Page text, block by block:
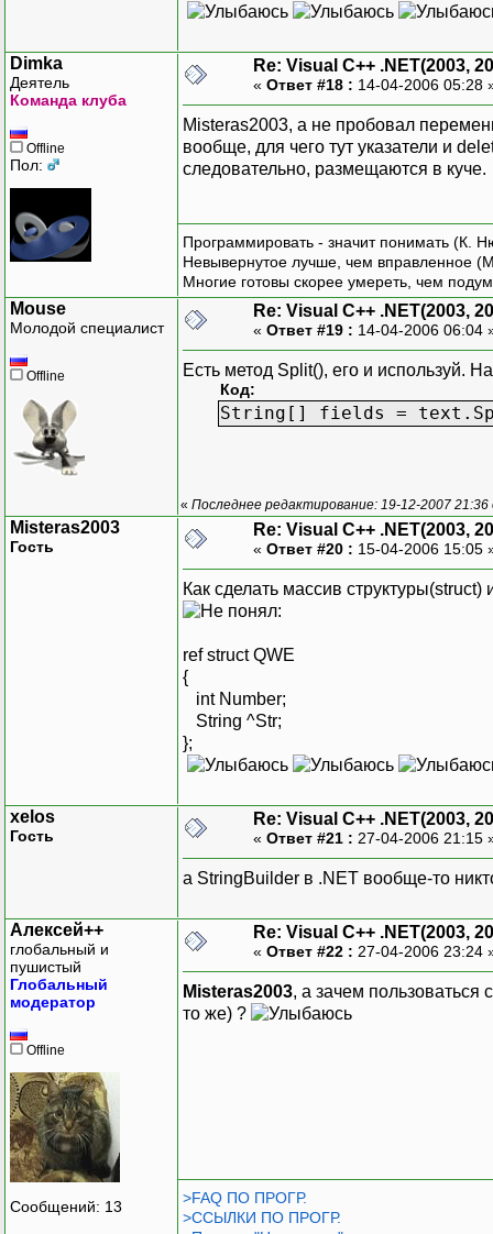
Dimka
Деятель
Команда клуба
Offline
Пол:
Re: Visual C++ .NET(2003,
« Ответ #18 : 14-04-2006 05:28
Misteras2003, а не пробовал
вообще, для чего тут указатели и
следовательно, размещаются в куче.
Программировать - значит понимать (К.
Невывернутое лучше, чем вправленное
Многие готовы скорее умереть, чем
Mouse
Молодой специалист
Offline
Re: Visual C++ .NET(2003,
« Ответ #19 : 14-04-2006 06:04
Есть метод Split(), его и используй.
Код:
String[] fields =
« Последнее редактирование: 19-12-2007
Misteras2003
Гость
Re: Visual C++ .NET(2003,
« Ответ #20 : 15-04-2006 15:05
Как сделать массив
:
ref struct QWE
{
int Number;
String ^Str;
};
xelos
Гость
Re: Visual C++ .NET(2003,
« Ответ #21 : 27-04-2006 21:15
а StringBuilder в .NET вообще-то
Алексей++
глобальный и
пушистый
Глобальный
модератор
Offline
Сообщений: 13
Re: Visual C++ .NET(2003,
« Ответ #22 : 27-04-2006 23:24
Misteras2003, а зачем
то же) ?
>FAQ ПО ПРОГР.
>ССЫЛКИ ПО ПРОГР.